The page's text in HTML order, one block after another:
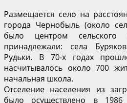
Размещается село на
города Чернобыль (около
было центром сельского
принадлежали: села
Рудьки. В 70-х годах
насчитывалось около 700
начальная школа.
Отселение населения из
было осуществлено в